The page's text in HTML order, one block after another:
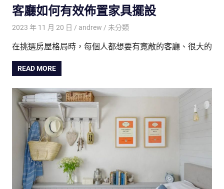
客廳如何有效佈置家具擺設
2023 年 11 月 20 日 andrew 未分類
在挑選房屋格局時，每個人都想要有寬敞的客廳、很大的
READ MORE